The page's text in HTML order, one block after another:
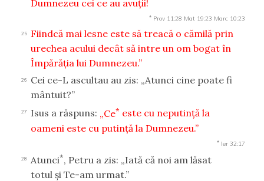
Dumnezeu cei ce au avuţii!
* Prov 11:28 Mat 19:23 Marc 10:23
25
Fiindcă mai lesne este să treacă o cămilă prin
urechea acului decât să intre un om bogat în
Împărăţia lui Dumnezeu.”
26
Cei ce-L ascultau au zis: „Atunci cine poate fi
mântuit?”
27 Isus a răspuns: „Ce* este cu neputinţă la
oameni este cu putinţă la Dumnezeu.”
* Ier 32:17
28 Atunci*, Petru a zis: „Iată că noi am lăsat
totul şi Te-am urmat.”